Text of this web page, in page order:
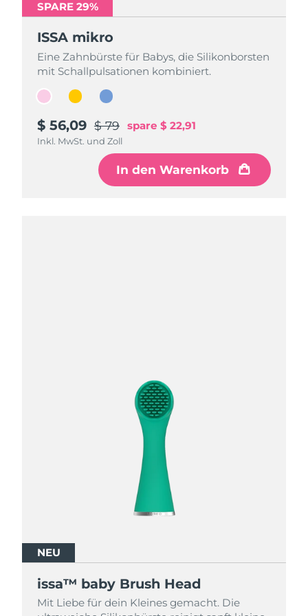
SPARE 29%
ISSA mikro
Eine Zahnbürste für Babys, die Silikonborsten
mit Schallpulsationen kombiniert.
$ 56,09 $ 79 spare $ 22,91
Inkl. MwSt. und Zoll
In den Warenkorb
SPARE 29%
ISSA mikro
Eine Zahnbürste für Babys, die Silikonborsten
mit Schallpulsationen kombiniert.
$ 56,09 $ 79 spare $ 22,91
Inkl. MwSt. und Zoll
In den Warenkorb
SPARE 29%
ISSA mikro
Eine Zahnbürste für Babys, die Silikonborsten
mit Schallpulsationen kombiniert.
$ 56,09 $ 79 spare $ 22,91
Inkl. MwSt. und Zoll
In den Warenkorb
NEU
issa™ baby Brush Head
Mit Liebe für dein Kleines gemacht. Die
NEU
issa™ baby Brush Head
Mit Liebe für dein Kleines gemacht. Die
NEU
issa™ baby Brush Head
Mit Liebe für dein Kleines gemacht. Die